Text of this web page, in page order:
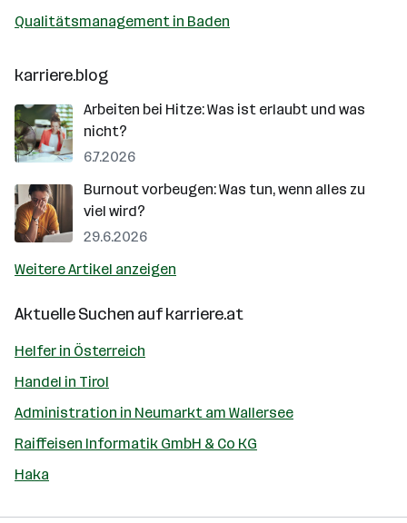
Qualitätsmanagement in Baden
karriere.blog
Arbeiten bei Hitze: Was ist erlaubt und was
nicht?
6.7.2026
Burnout vorbeugen: Was tun, wenn alles zu
viel wird?
29.6.2026
Weitere Artikel anzeigen
Aktuelle Suchen aufkarriere.at
Helfer in Österreich
Handel in Tirol
Administration in Neumarkt am Wallersee
Raiffeisen Informatik GmbH & Co KG
Haka